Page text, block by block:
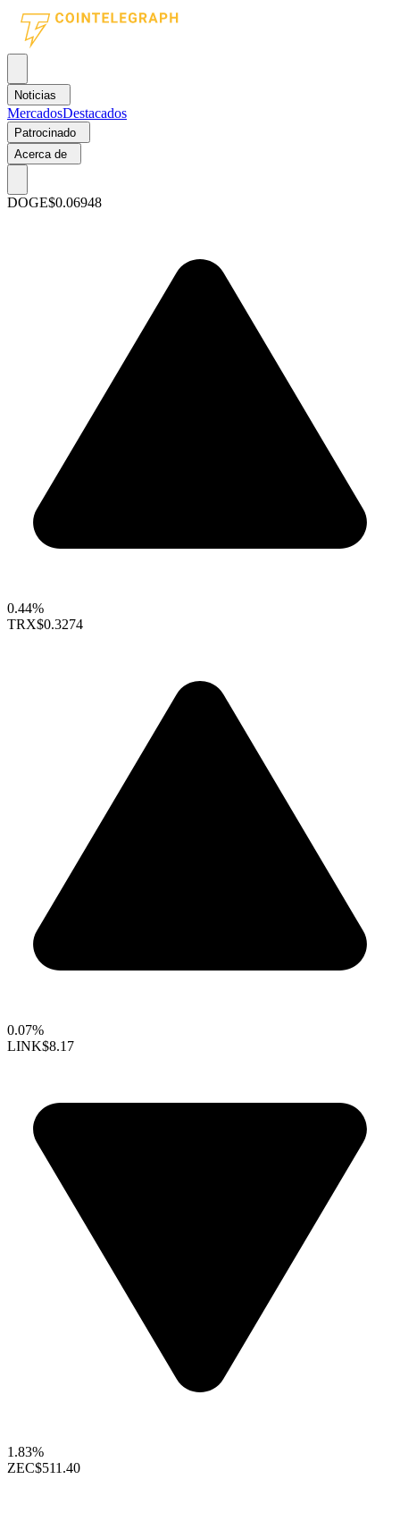
Noticias
MercadosDestacados
Patrocinado
Acerca de
DOGE$0.06948
0.44%
TRX$0.3274
0.07%
LINK$8.17
1.83%
ZEC$511.40